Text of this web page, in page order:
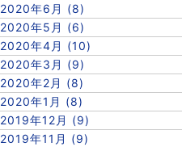
2020年6月 (8)
2020年5月 (6)
2020年4月 (10)
2020年3月 (9)
2020年2月 (8)
2020年1月 (8)
2019年12月 (9)
2019年11月 (9)